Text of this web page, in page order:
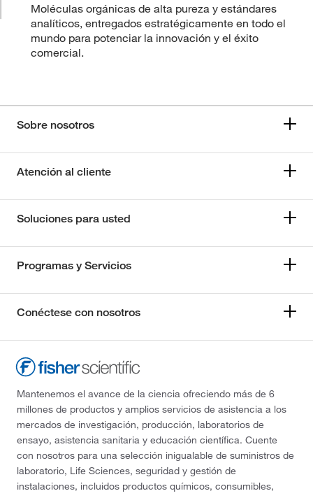
Moléculas orgánicas de alta pureza y estándares
analíticos, entregados estratégicamente en todo el
mundo para potenciar la innovación y el éxito
comercial.
Sobre nosotros
Atención al cliente
Soluciones para usted
Programas y Servicios
Conéctese con nosotros
Mantenemos el avance de la ciencia ofreciendo más de 6
millones de productos y amplios servicios de asistencia a los
mercados de investigación, producción, laboratorios de
ensayo, asistencia sanitaria y educación científica. Cuente
con nosotros para una selección inigualable de suministros de
laboratorio, Life Sciences, seguridad y gestión de
instalaciones, incluidos productos químicos, consumibles,